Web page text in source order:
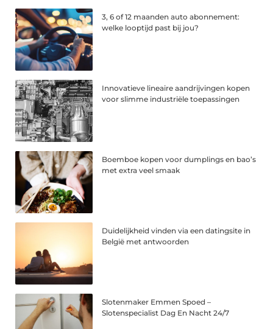
3, 6 of 12 maanden auto abonnement:
welke looptijd past bij jou?
Innovatieve lineaire aandrijvingen kopen
voor slimme industriële toepassingen
Boemboe kopen voor dumplings en bao’s
met extra veel smaak
Duidelijkheid vinden via een datingsite in
België met antwoorden
Slotenmaker Emmen Spoed –
Slotenspecialist Dag En Nacht 24/7